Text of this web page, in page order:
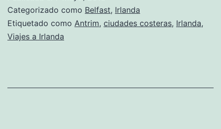
Categorizado como Belfast, Irlanda
Etiquetado como Antrim, ciudades costeras, Irlanda,
Viajes a Irlanda